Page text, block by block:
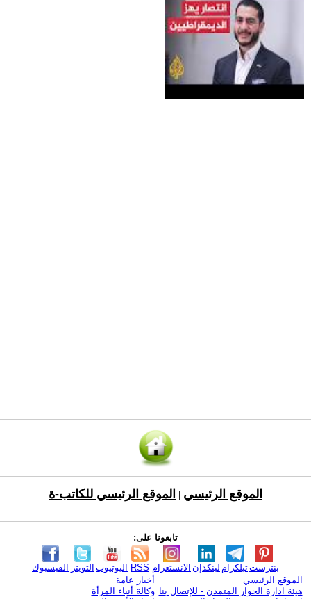
الموقع الرئيسي الموقع الرئيسي للكاتب-ة
تابعونا على:
الفيسبوك التويتر اليوتيوب RSS الانستغرام لينكدإن تيلكرامبنترست
الموقع الرئيسي
هيئة ادارة الحوار المتمدن - للإتصال بنا
أخبار عامة
وكالة أنباء المرأة